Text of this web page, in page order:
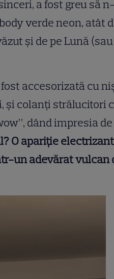
a fost greu să
verde neon, atât
și de pe Lună (sau
accesorizată cu
și colanți strălucitori
dând impresia de
O apariție
un adevărat vulcan